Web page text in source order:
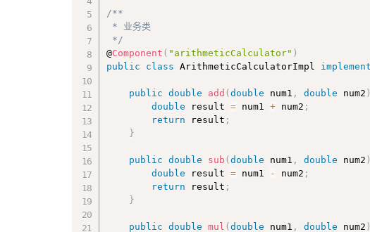
/**
* 业务类
*/
@Component ( "arithmeticCalculator" )
public
class ArithmeticCalculatorImpl
public double add (double num1 , double num2 )
double result = num1 + num2 ;
return result ;
}
public double sub (double num1 , double num2 )
double result = num1 - num2 ;
return result ;
}
public double mul (double num1 , double num2 )